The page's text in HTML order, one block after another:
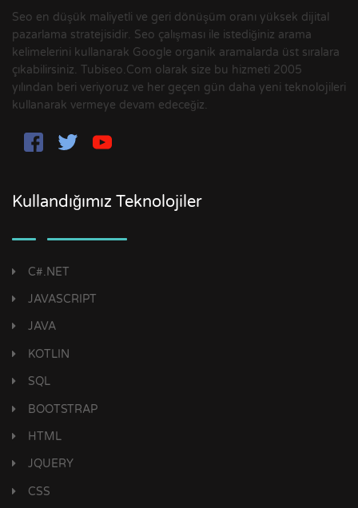
Seo en düşük maliyetli ve geri dönüşüm oranı yüksek dijital
pazarlama stratejisidir. Seo çalışması ile istediğiniz arama
kelimelerini kullanarak Google organik aramalarda üst sıralara
çıkabilirsiniz. Tubiseo.Com olarak size bu hizmeti 2005
yılından beri veriyoruz ve her geçen gün daha yeni teknolojileri
kullanarak vermeye devam edeceğiz.
Kullandığımız Teknolojiler
C#.NET
JAVASCRIPT
JAVA
KOTLIN
SQL
BOOTSTRAP
HTML
JQUERY
CSS